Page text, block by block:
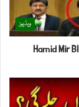
ویڈیوز
Hamid Mir